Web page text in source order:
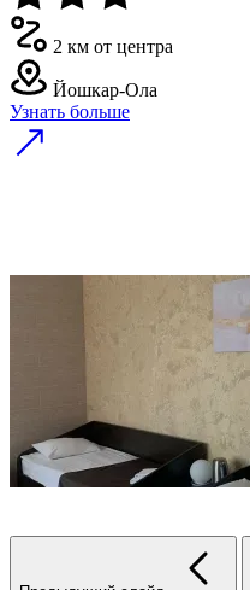
2 км от центра
Йошкар-Ола
Узнать больше